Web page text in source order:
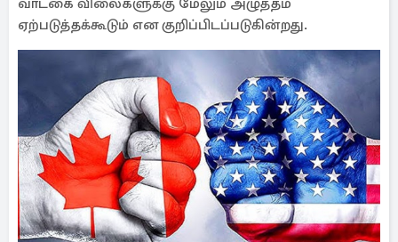
வாடகை விலைகளுக்கு மேலும் அழுத்தம்
ஏற்படுத்தக்கூடும் என குறிப்பிடப்படுகின்றது.